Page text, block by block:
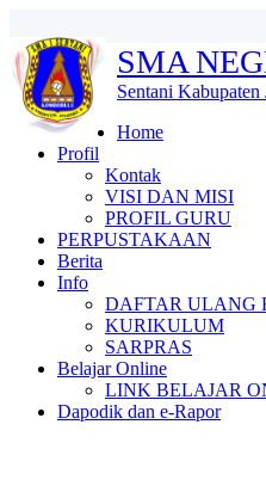
SMA
Sentani Kabupaten
Home
Profil
Kontak
VISI DAN MISI
PROFIL GURU
PERPUSTAKAAN
Berita
Info
DAFTAR ULANG
KURIKULUM
SARPRAS
Belajar Online
LINK BELAJAR
Dapodik dan e-Rapor